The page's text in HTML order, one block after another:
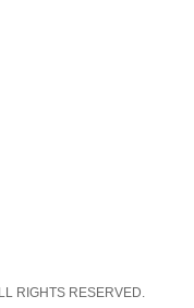
RIGHTS RESERVED.